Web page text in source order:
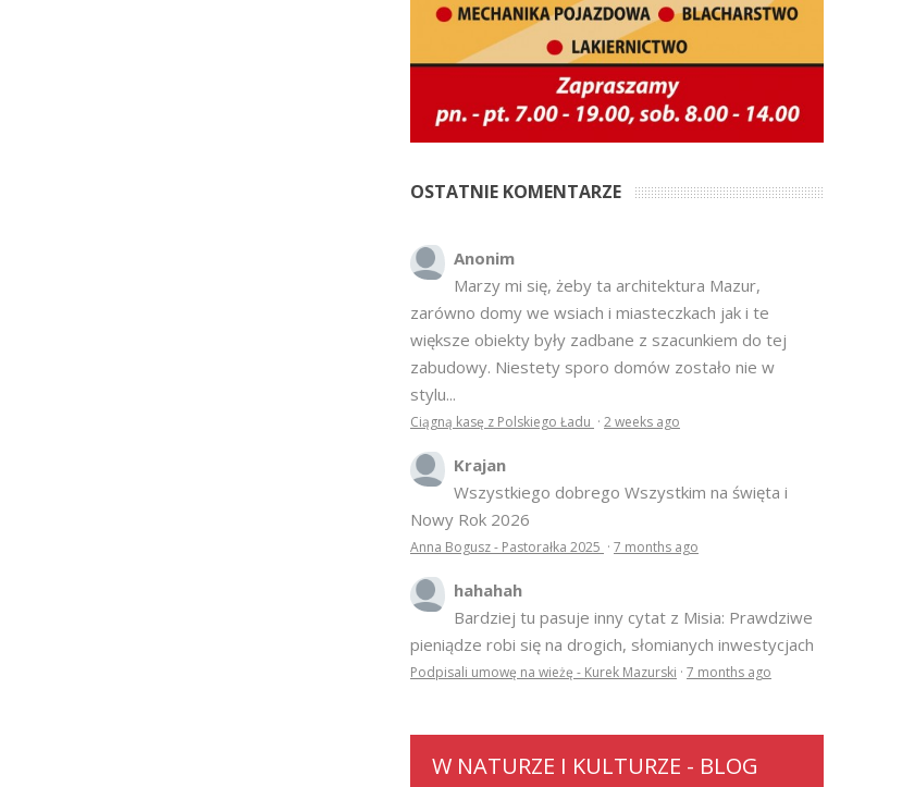
OSTATNIE KOMENTARZE
Anonim
Marzy mi się, żeby ta architektura Mazur,
zarówno domy we wsiach i miasteczkach jak i te
większe obiekty były zadbane z szacunkiem do tej
zabudowy. Niestety sporo domów zostało nie w
stylu...
Ciągną kasę z Polskiego Ładu · 2 weeks ago
Krajan
Wszystkiego dobrego Wszystkim na święta i
Nowy Rok 2026
Anna Bogusz - Pastorałka 2025 · 7 months ago
hahahah
Bardziej tu pasuje inny cytat z Misia: Prawdziwe
pieniądze robi się na drogich, słomianych inwestycjach
Podpisali umowę na wieżę - Kurek Mazurski · 7 months ago
W NATURZE I KULTURZE - BLOG